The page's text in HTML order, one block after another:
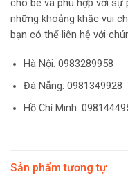
cho bé và phù hợp với sự
những khoảng khắc vui
bạn có thể liên hệ với
Hà Nội: 0983289958
Đà Nẵng: 0981349928
Hồ Chí Minh:
Sản phẩm tương tự